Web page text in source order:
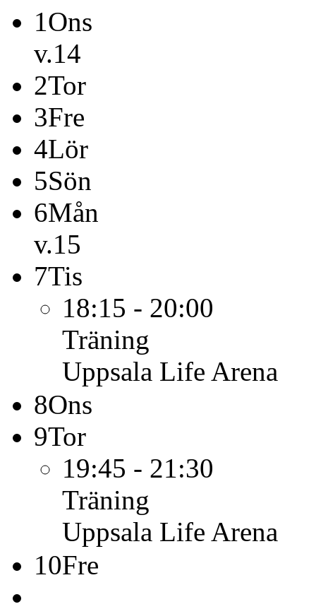
1Ons
v.14
2Tor
3Fre
4Lör
5Sön
6Mån
v.15
7Tis
18:15 - 20:00
Träning
Uppsala Life Arena
8Ons
9Tor
19:45 - 21:30
Träning
Uppsala Life Arena
10Fre